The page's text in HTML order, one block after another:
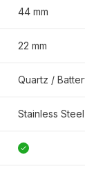
44 mm
22 mm
Quartz /
Stainless Steel